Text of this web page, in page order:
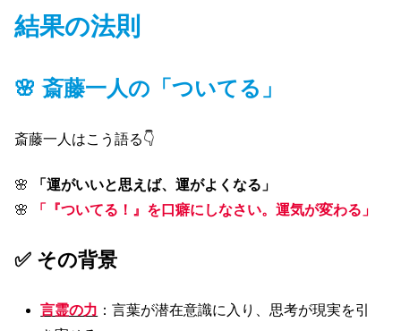
結果の法則
🌸 斎藤一人の「ついてる」
斎藤一人はこう語る👇
🌸
「運がいいと思えば、運がよくなる」
🌸
「『ついてる！』を口癖にしなさい。運気が変わる」
✅ その背景
言霊の力 ：言葉が潜在意識に入り、思考が現実を引